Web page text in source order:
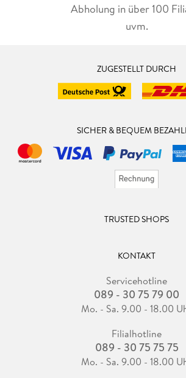
Abholung in über 100
uvm.
ZUGESTELLT DURCH
SICHER & BEQUEM
TRUSTED SHOPS
KONTAKT
Servicehotline
089 - 30 75 79 00
Mo. - Sa. 9.00 - 18.00
Filialhotline
089 - 30 75 75 75
Mo. - Sa. 9.00 - 18.00